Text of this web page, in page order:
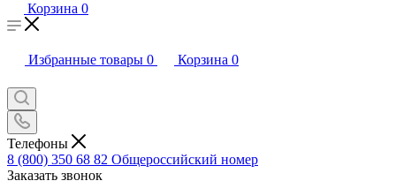
Корзина 0
Избранные товары 0 Корзина 0
Телефоны
8 (800) 350 68 82 Общероссийский номер
Заказать звонок